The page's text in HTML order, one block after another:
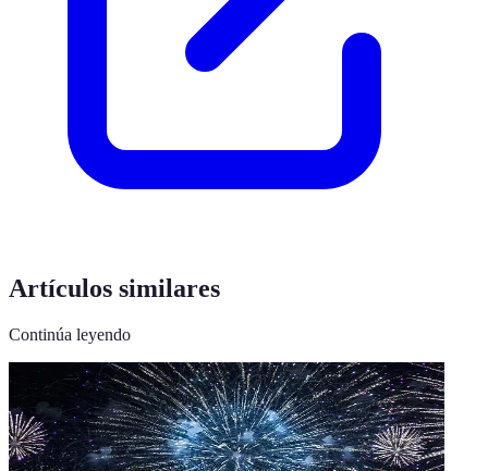
Artículos similares
Continúa leyendo